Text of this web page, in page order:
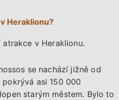
Heraklionu?
v Heraklionu.
se nachází jižně od
pokrývá asi 150 000
starým městem. Bylo to